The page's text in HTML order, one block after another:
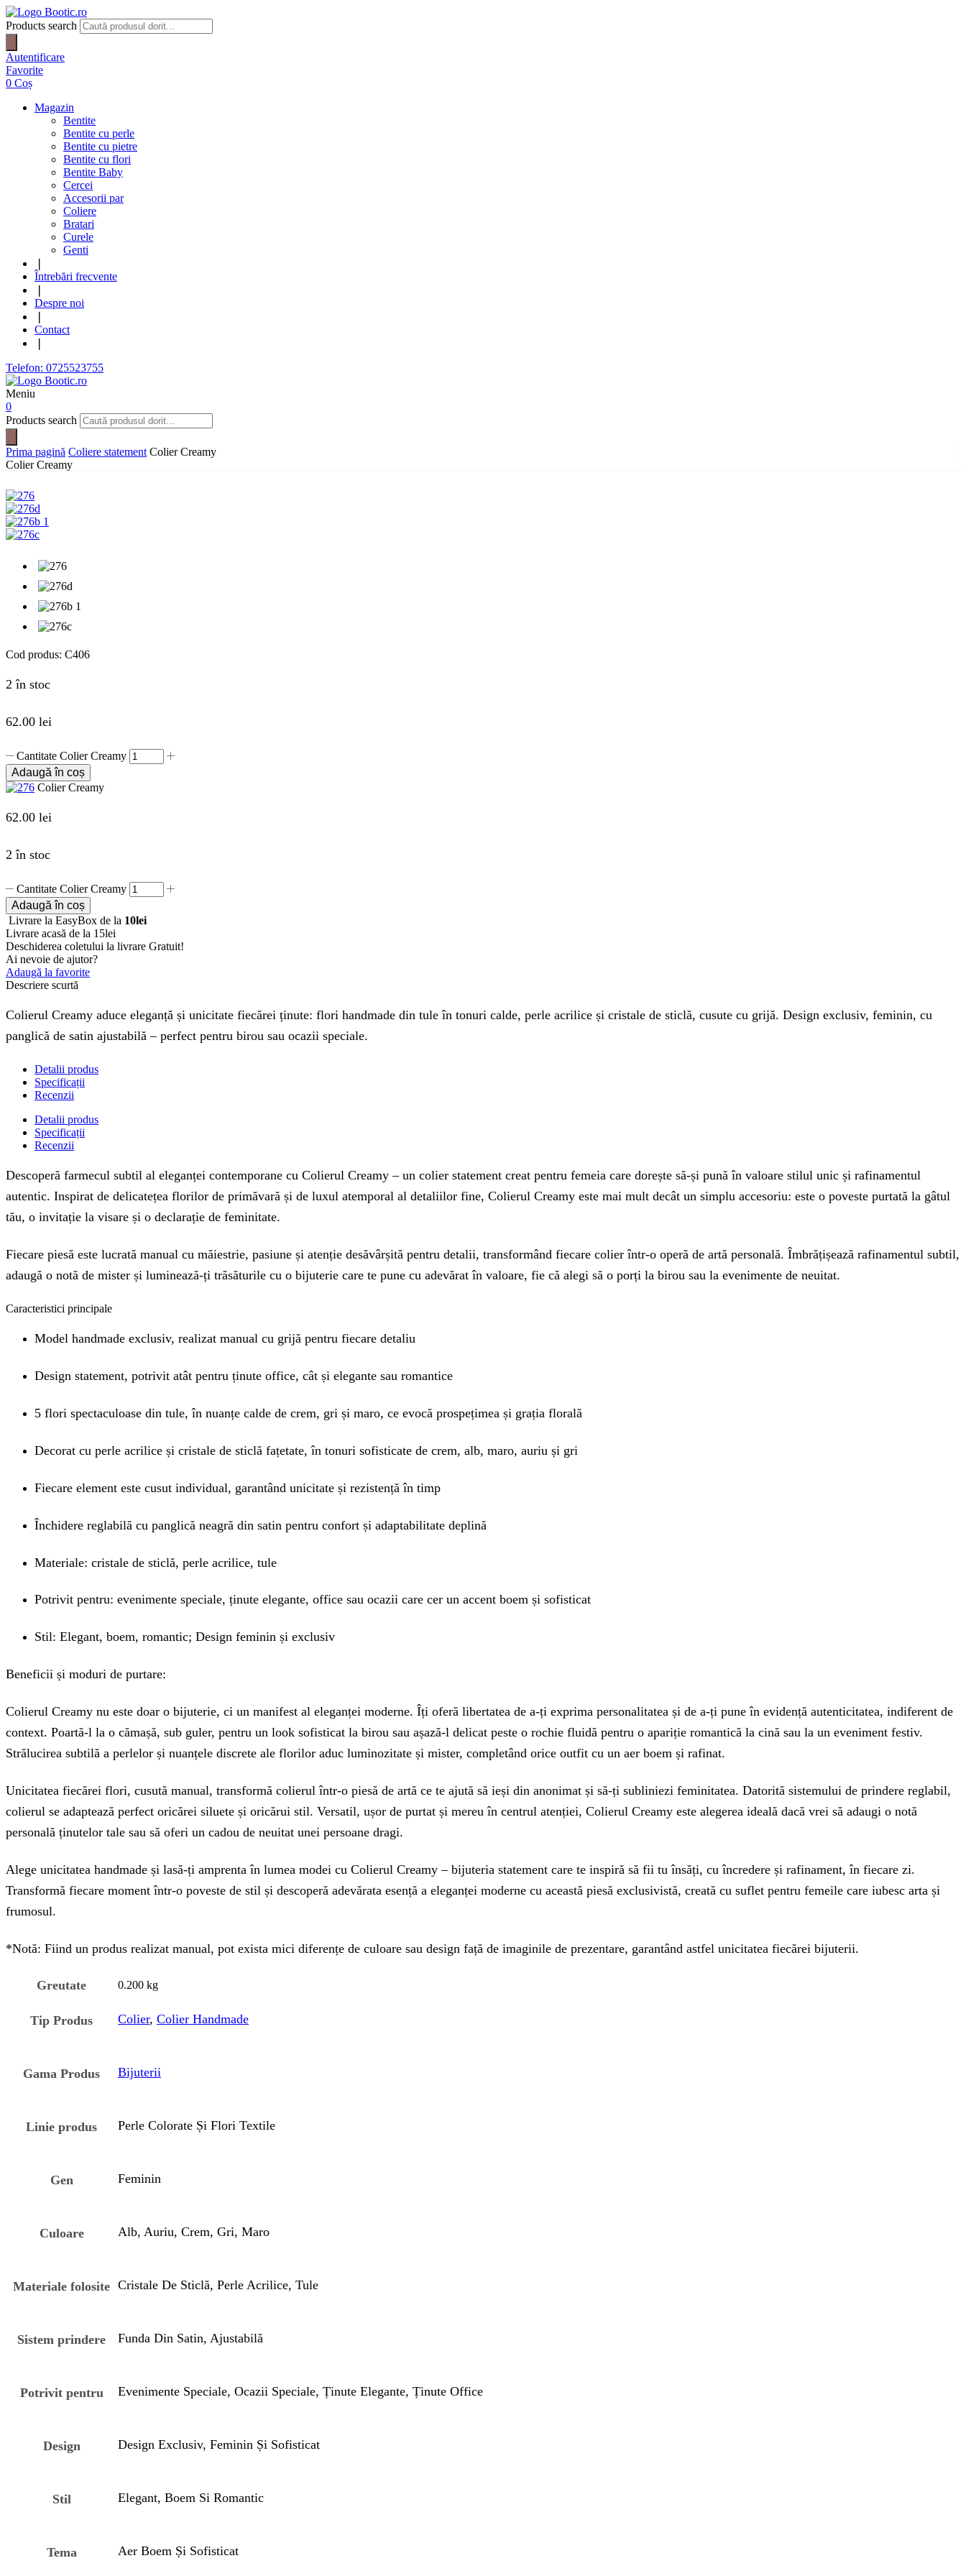
Products search
Autentificare
Favorite
0 Coș
Magazin
Bentite
Bentite cu perle
Bentite cu pietre
Bentite cu flori
Bentite Baby
Cercei
Accesorii par
Coliere
Bratari
Curele
Genti
Întrebări frecvente
Despre noi
Contact
Telefon: 0725523755
Meniu
0
Products search
Prima pagină Coliere statement Colier Creamy
Colier Creamy
Cod produs: C406
2 în stoc
62.00 lei
Cantitate Colier Creamy
Adaugă în coș
Colier Creamy
62.00 lei
2 în stoc
Cantitate Colier Creamy
Adaugă în coș
Livrare la EasyBox de la 10lei
Livrare acasă de la 15lei
Deschiderea coletului la livrare Gratuit!
Ai nevoie de ajutor?
Adaugă la favorite
Descriere scurtă
Colierul Creamy aduce eleganță și unicitate fiecărei ținute: flori handmade din tule în tonuri calde, perle acrilice și cristale de sticlă, cusute cu grijă. Design exclusiv, feminin, cu
panglică de satin ajustabilă – perfect pentru birou sau ocazii speciale.
Detalii produs
Specificații
Recenzii
Detalii produs
Specificații
Recenzii
Descoperă farmecul subtil al eleganței contemporane cu Colierul Creamy – un colier statement creat pentru femeia care dorește să-și pună în valoare stilul unic și rafinamentul
autentic. Inspirat de delicatețea florilor de primăvară și de luxul atemporal al detaliilor fine, Colierul Creamy este mai mult decât un simplu accesoriu: este o poveste purtată la gâtul
tău, o invitație la visare și o declarație de feminitate.
Fiecare piesă este lucrată manual cu măiestrie, pasiune și atenție desăvârșită pentru detalii, transformând fiecare colier într-o operă de artă personală. Îmbrățișează rafinamentul subtil,
adaugă o notă de mister și luminează-ți trăsăturile cu o bijuterie care te pune cu adevărat în valoare, fie că alegi să o porți la birou sau la evenimente de neuitat.
Caracteristici principale
Model handmade exclusiv, realizat manual cu grijă pentru fiecare detaliu
Design statement, potrivit atât pentru ținute office, cât și elegante sau romantice
5 flori spectaculoase din tule, în nuanțe calde de crem, gri și maro, ce evocă prospețimea și grația florală
Decorat cu perle acrilice și cristale de sticlă fațetate, în tonuri sofisticate de crem, alb, maro, auriu și gri
Fiecare element este cusut individual, garantând unicitate și rezistență în timp
Închidere reglabilă cu panglică neagră din satin pentru confort și adaptabilitate deplină
Materiale: cristale de sticlă, perle acrilice, tule
Potrivit pentru: evenimente speciale, ținute elegante, office sau ocazii care cer un accent boem și sofisticat
Stil: Elegant, boem, romantic; Design feminin și exclusiv
Beneficii și moduri de purtare:
Colierul Creamy nu este doar o bijuterie, ci un manifest al eleganței moderne. Îți oferă libertatea de a-ți exprima personalitatea și de a-ți pune în evidență autenticitatea, indiferent de
context. Poartă-l la o cămașă, sub guler, pentru un look sofisticat la birou sau așază-l delicat peste o rochie fluidă pentru o apariție romantică la cină sau la un eveniment festiv.
Strălucirea subtilă a perlelor și nuanțele discrete ale florilor aduc luminozitate și mister, completând orice outfit cu un aer boem și rafinat.
Unicitatea fiecărei flori, cusută manual, transformă colierul într-o piesă de artă ce te ajută să ieși din anonimat și să-ți subliniezi feminitatea. Datorită sistemului de prindere reglabil,
colierul se adaptează perfect oricărei siluete și oricărui stil. Versatil, ușor de purtat și mereu în centrul atenției, Colierul Creamy este alegerea ideală dacă vrei să adaugi o notă
personală ținutelor tale sau să oferi un cadou de neuitat unei persoane dragi.
Alege unicitatea handmade și lasă-ți amprenta în lumea modei cu Colierul Creamy – bijuteria statement care te inspiră să fii tu însăți, cu încredere și rafinament, în fiecare zi.
Transformă fiecare moment într-o poveste de stil și descoperă adevărata esență a eleganței moderne cu această piesă exclusivistă, creată cu suflet pentru femeile care iubesc arta și
frumosul.
*Notă: Fiind un produs realizat manual, pot exista mici diferențe de culoare sau design față de imaginile de prezentare, garantând astfel unicitatea fiecărei bijuterii.
Greutate 0.200 kg
Tip Produs Colier, Colier Handmade
Gama Produs Bijuterii
Linie produs Perle Colorate Și Flori Textile
Gen Feminin
Culoare Alb, Auriu, Crem, Gri, Maro
Materiale folosite Cristale De Sticlă, Perle Acrilice, Tule
Sistem prindere Funda Din Satin, Ajustabilă
Potrivit pentru Evenimente Speciale, Ocazii Speciale, Ținute Elegante, Ținute Office
Design Design Exclusiv, Feminin Și Sofisticat
Stil Elegant, Boem Si Romantic
Tema Aer Boem Și Sofisticat